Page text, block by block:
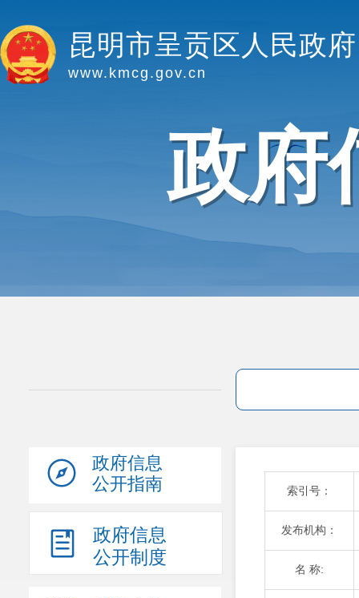
昆明市呈贡区人民政府
www.kmcg.gov.cn
政府
政府信息
公开指南
政府信息
公开制度
索引号：
发布机构：
名 称: